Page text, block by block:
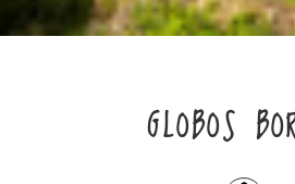
GLOBOS